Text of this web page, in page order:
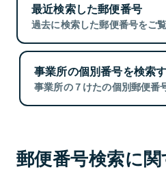
最近検索した郵便番号
過去に検索した郵便番号をご
事業所の個別番号を検索
事業所の７けたの個別郵便番
郵便番号検索に